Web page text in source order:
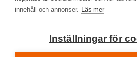
Lisää
innehåll och annonser. Läs mer
Inställningar för